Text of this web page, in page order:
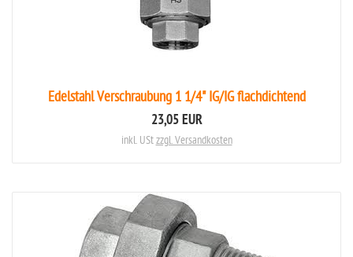
Edelstahl Verschraubung 1 1/4" IG/IG flachdichtend
23,05 EUR
inkl. UStzzgl. Versandkosten